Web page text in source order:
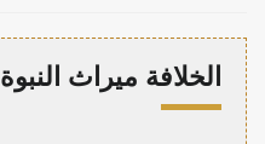
الخلافة ميراث النبوة